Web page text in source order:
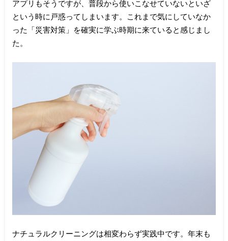
アプリもそうですが、普段から使いこなせていないといざ
という時に戸惑ってしまいます。これまで気にしていなか
った「災害対策」を確実に学ぶ時期に来ていると感じまし
た。
ナチュラルクリーニングは相変わらず実践中です。年末も